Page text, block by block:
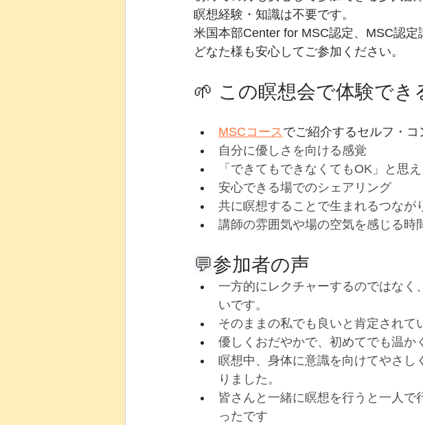
瞑想経験・知識は不要です。
米国本部Center for MSC認定、MSC認定
どなた様も安心してご参加ください。
🌱 この瞑想会で体験でき
MSCコース でご紹介するセルフ・コ
自分に優しさを向ける感覚
「できてもできなくてもOK」と思
安心できる場でのシェアリング
共に瞑想することで生まれるつなが
講師の雰囲気や場の空気を感じる時
💬参加者の声
一方的にレクチャーするのではなく
いです。
そのままの私でも良いと肯定されて
優しくおだやかで、初めてでも温か
瞑想中、身体に意識を向けてやさし
りました。
皆さんと一緒に瞑想を行うと一人
ったです